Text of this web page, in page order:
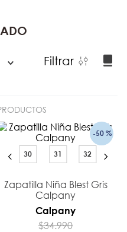
Filtrar
-50 %
30 31 32
Zapatilla Niña Blest Gris
Calpany
Calpany
$34.990